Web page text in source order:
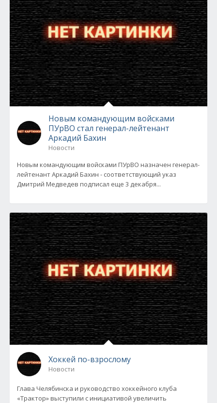
Новым командующим войсками
ПУрВО стал генерал-лейтенант
Аркадий Бахин
Новости
Новым командующим войсками ПУрВО назначен генерал-
лейтенант Аркадий Бахин - соответствующий указ
Дмитрий Медведев подписал еще 3 декабря...
Хоккей по-взрослому
Новости
Глава Челябинска и руководство хоккейного клуба
«Трактор» выступили с инициативой увеличить